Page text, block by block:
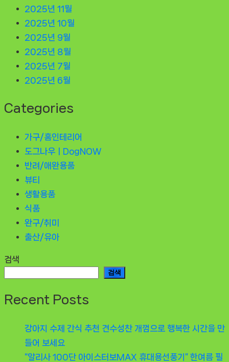
2025년 11월
2025년 10월
2025년 9월
2025년 8월
2025년 7월
2025년 6월
Categories
가구/홈인테리어
도그나우ㅣDogNOW
반려/애완용품
뷰티
생활용품
식품
완구/취미
출산/유아
검색
검색
Recent Posts
강아지 수제 간식 추천 견수성찬 개껌으로 행복한 시간을 만
들어 보세요
“알리사 100단 아이스터보MAX 휴대용선풍기” 한여름 필